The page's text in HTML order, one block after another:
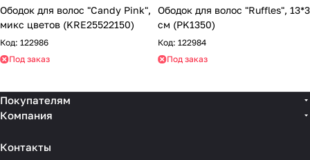
Ободок для волос "Candy Pink",
микс цветов (KRE25522150)
Код: 122986
Под заказ
Ободок для волос "Ruffles", 13*3
см (PK1350)
Код: 122984
Под заказ
Покупателям
Компания
Контакты